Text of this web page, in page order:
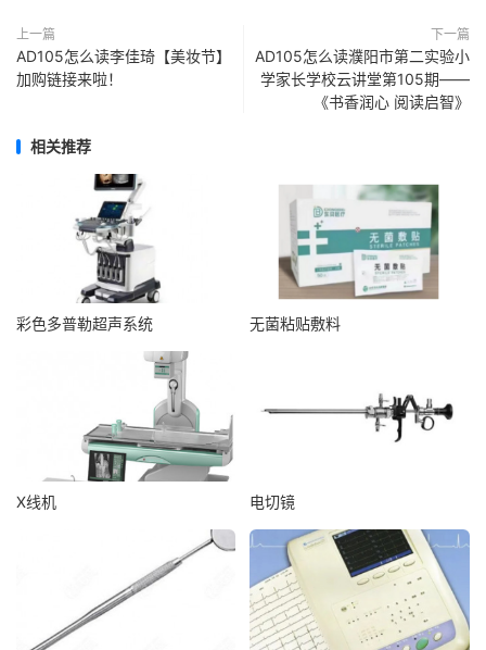
上一篇
AD105怎么读李佳琦【美妆节】
加购链接来啦！
下一篇
AD105怎么读濮阳市第二实验小
学家长学校云讲堂第105期——
《书香润心 阅读启智》
相关推荐
彩色多普勒超声系统 无菌粘贴敷料
X线机 电切镜